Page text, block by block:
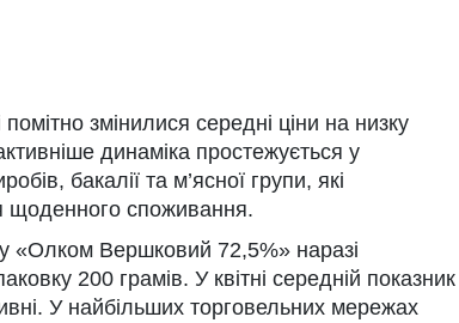
помітно змінилися середні ціни на низку
динаміка простежується у
бакалії та м’ясної групи, які
споживання.
«Олком Вершковий 72,5%» наразі
200 грамів. У квітні середній показник
У найбільших торговельних мережах